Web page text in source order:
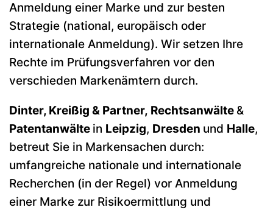
Anmeldung einer Marke und zur besten
Strategie (national, europäisch oder
internationale Anmeldung). Wir setzen Ihre
Rechte im Prüfungsverfahren vor den
verschieden Markenämtern durch.
Dinter, Kreißig & Partner, Rechtsanwälte &
Patentanwälte in Leipzig, Dresden und Halle,
betreut Sie in Markensachen durch:
umfangreiche nationale und internationale
Recherchen (in der Regel) vor Anmeldung
einer Marke zur Risikoermittlung und